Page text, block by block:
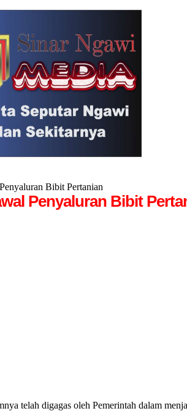
Bibit Pertanian
Penyaluran Bibit
telah digagas oleh Pemerintah dalam